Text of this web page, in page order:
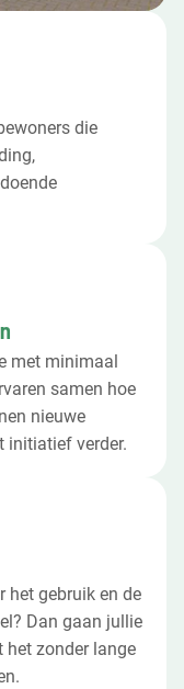
die
met minimaal
samen hoe
nieuwe
initiatief verder.
het gebruik en de
Dan gaan jullie
het zonder lange